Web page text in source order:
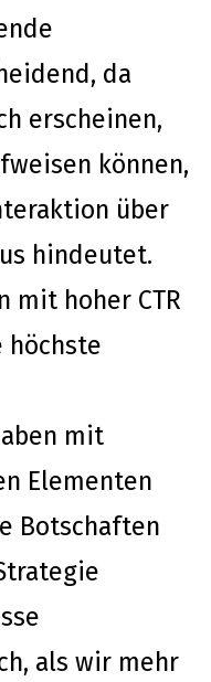
da
erscheinen,
können,
über
hindeutet.
mit hoher CTR
höchste
mit
Elementen
Botschaften
als wir mehr